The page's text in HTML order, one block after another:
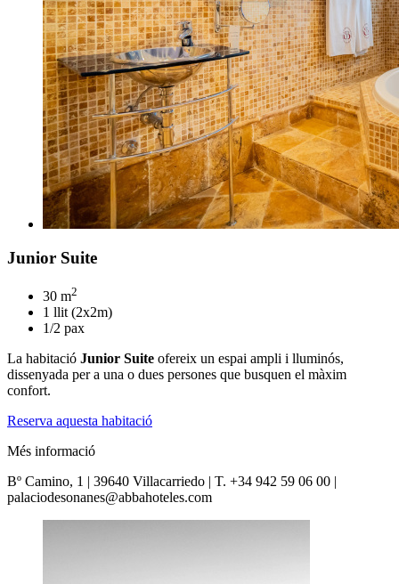
Junior Suite
30 m2
1 llit (2x2m)
1/2 pax
La habitació Junior Suite ofereix un espai ampli i lluminós,
dissenyada per a una o dues persones que busquen el màxim
confort.
Reserva aquesta habitació
Més informació
Bº Camino, 1 | 39640 Villacarriedo | T. +34 942 59 06 00 |
palaciodesonanes@abbahoteles.com